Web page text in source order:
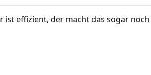
ist effizient, der macht das sogar